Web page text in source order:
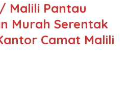
Malili Pantau
Murah Serentak
Camat Malili